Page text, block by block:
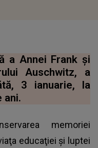
a Annei Frank şi
Auschwitz, a
3 ianuarie, la
ani.
memoriei
educaţiei şi luptei